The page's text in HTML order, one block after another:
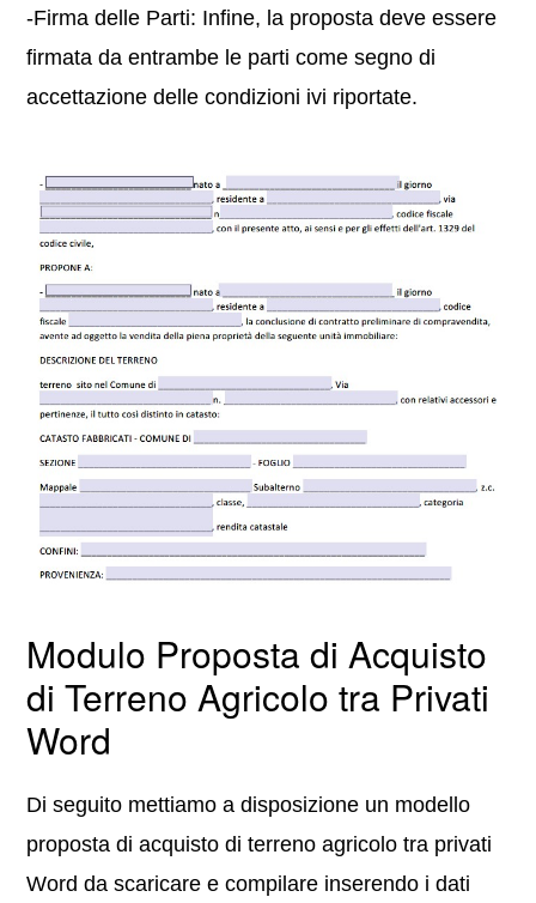
-Firma delle Parti: Infine, la proposta deve essere
firmata da entrambe le parti come segno di
accettazione delle condizioni ivi riportate.
Modulo Proposta di Acquisto
di Terreno Agricolo tra Privati
Word
Di seguito mettiamo a disposizione un modello
proposta di acquisto di terreno agricolo tra privati
Word da scaricare e compilare inserendo i dati